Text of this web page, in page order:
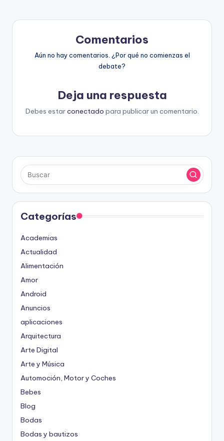
Comentarios
Aún no hay comentarios. ¿Por qué no comienzas el
debate?
Deja una respuesta
Debes estarconectado para publicar un comentario.
Categorías
Academias
Actualidad
Alimentación
Amor
Android
Anuncios
aplicaciones
Arquitectura
Arte Digital
Arte y Música
Automoción, Motor y Coches
Bebes
Blog
Bodas
Bodas y bautizos